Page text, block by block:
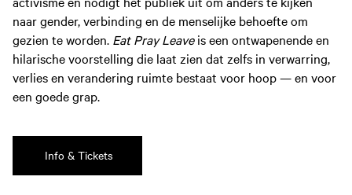
naar gender, verbinding en de menselijke behoefte om
gezien te worden. Eat Pray Leaveis een ontwapenende en
hilarische voorstelling die laat zien dat zelfs in verwarring,
verlies en verandering ruimte bestaat voor hoop — en voor
een goede grap.
Info & Tickets